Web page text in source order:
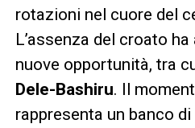
rotazioni nel cuore del
L’assenza del croato
nuove opportunità, tra
Dele-Bashiru. Il
rappresenta un banco